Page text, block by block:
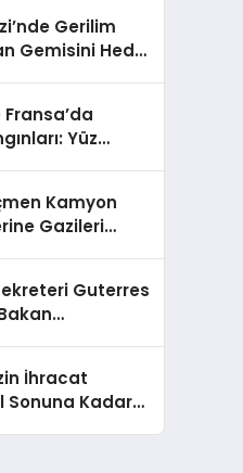
Gerilim
Gemisini Hedef
Yüz
Kamyon
Gazileri
Guterres
İhracat
Sonuna Kadar